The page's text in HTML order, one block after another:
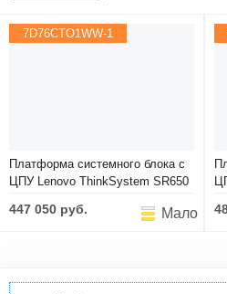
7D76CTO1WW-1
Платформа системного блока с
ЦПУ Lenovo ThinkSystem SR650
2.4G/1x32GB 1Rx4/940-8i 4GB/8x
Мало
447 050 руб.
Опции и комплектующие